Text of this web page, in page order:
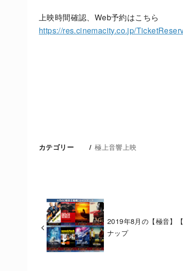
上映時間確認、Web予約はこちら
https://res.cinemacity.co.jp/
カテゴリー 極上音響上映
2019年8月の【極音】
ナップ